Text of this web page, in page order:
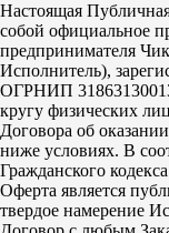
Настоящая
собой официальное
предпринимателя
Исполнитель),
ОГРНИП
кругу физических
Договора об
ниже условиях. В
Гражданского
Оферта является
твердое намерение